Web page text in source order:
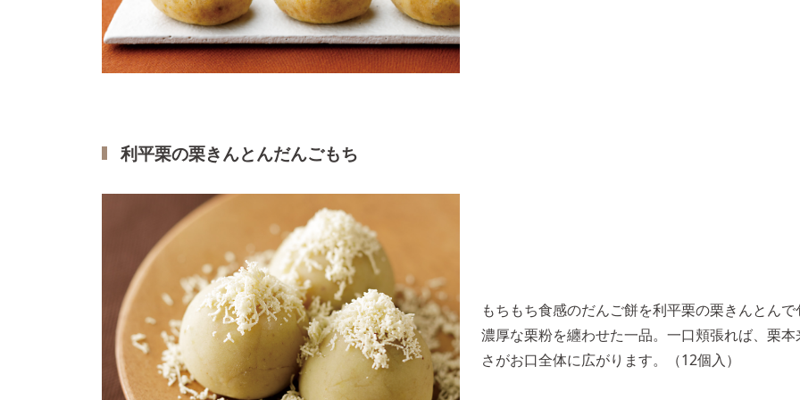
利平栗の栗きんとんだんごもち
もちもち食感のだんご餅を利平栗の栗きんとんで
濃厚な栗粉を纏わせた一品。一口頬張れば、栗本
さがお口全体に広がります。（12個入）